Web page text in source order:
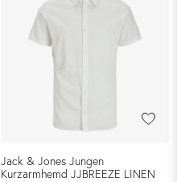
Jack & Jones Jungen
Kurzarmhemd JJBREEZE LINEN